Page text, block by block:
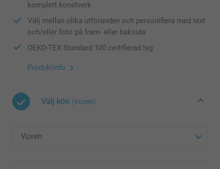
komplett konstverk
Välj mellan olika utföranden och personifiera med text
och/eller foto på fram- eller baksida
OEKO-TEX Standard 100 certifierad tyg
Produktinfo
Välj kön (Vuxen)